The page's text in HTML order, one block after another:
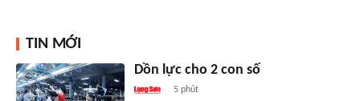
TIN MỚI
Dồn lực cho 2 con số
5 phút